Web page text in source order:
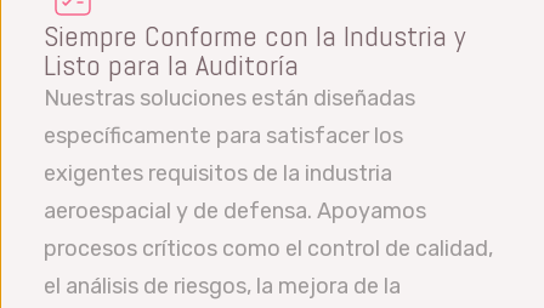
Siempre Conforme con la Industria y
Listo para la Auditoría
Nuestras soluciones están diseñadas
específicamente para satisfacer los
exigentes requisitos de la industria
aeroespacial y de defensa. Apoyamos
procesos críticos como el control de calidad,
el análisis de riesgos, la mejora de la